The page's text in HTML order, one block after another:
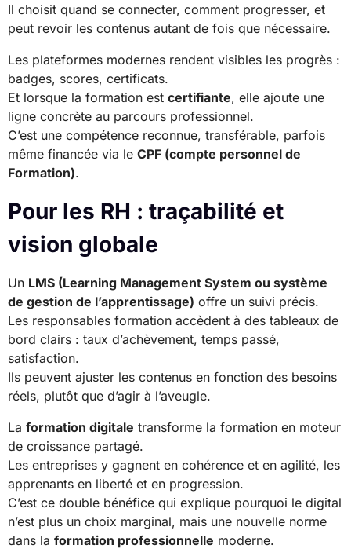
Il choisit quand se connecter, comment progresser, et
peut revoir les contenus autant de fois que nécessaire.
Les plateformes modernes rendent visibles les progrès :
badges, scores, certificats.
Et lorsque la formation est certifiante, elle ajoute une
ligne concrète au parcours professionnel.
C’est une compétence reconnue, transférable, parfois
même financée via le CPF (compte personnel de
Formation).
Pour les RH : traçabilité et
vision globale
Un LMS (Learning Management System ou système
de gestion de l’apprentissage) offre un suivi précis.
Les responsables formation accèdent à des tableaux de
bord clairs : taux d’achèvement, temps passé,
satisfaction.
Ils peuvent ajuster les contenus en fonction des besoins
réels, plutôt que d’agir à l’aveugle.
La formation digitale transforme la formation en moteur
de croissance partagé.
Les entreprises y gagnent en cohérence et en agilité, les
apprenants en liberté et en progression.
C’est ce double bénéfice qui explique pourquoi le digital
n’est plus un choix marginal, mais une nouvelle norme
dans la formation professionnelle moderne.